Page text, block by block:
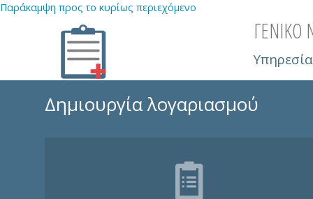
Παράκαμψη προς το κυρίως περιεχόμενο
Δημιουργία λογαριασμού